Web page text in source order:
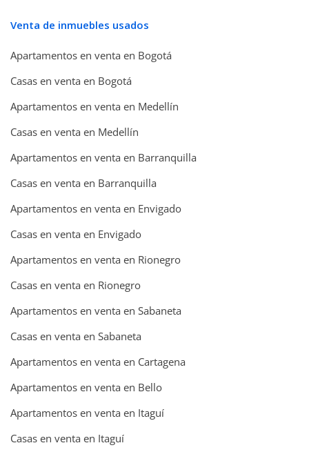
Venta de inmuebles usados
Apartamentos en venta en Bogotá
Casas en venta en Bogotá
Apartamentos en venta en Medellín
Casas en venta en Medellín
Apartamentos en venta en Barranquilla
Casas en venta en Barranquilla
Apartamentos en venta en Envigado
Casas en venta en Envigado
Apartamentos en venta en Rionegro
Casas en venta en Rionegro
Apartamentos en venta en Sabaneta
Casas en venta en Sabaneta
Apartamentos en venta en Cartagena
Apartamentos en venta en Bello
Apartamentos en venta en Itaguí
Casas en venta en Itaguí